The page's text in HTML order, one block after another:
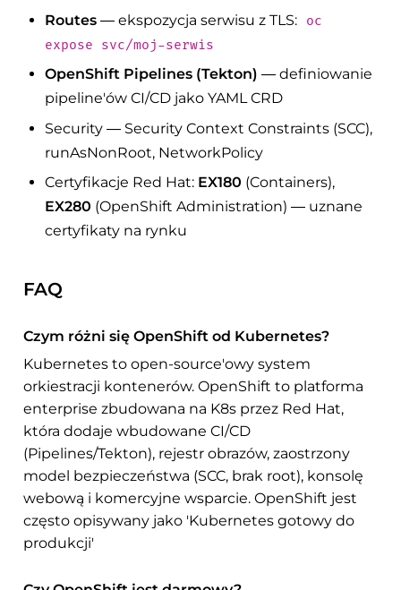
Routes — ekspozycja serwisu z TLS:
oc
expose svc/moj-serwis
OpenShift Pipelines (Tekton) — definiowanie
pipeline'ów CI/CD jako YAML CRD
Security — Security Context Constraints (SCC),
runAsNonRoot, NetworkPolicy
Certyfikacje Red Hat: EX180 (Containers),
EX280 (OpenShift Administration) — uznane
certyfikaty na rynku
FAQ
Czym różni się OpenShift od Kubernetes?
Kubernetes to open-source'owy system
orkiestracji kontenerów. OpenShift to platforma
enterprise zbudowana na K8s przez Red Hat,
która dodaje wbudowane CI/CD
(Pipelines/Tekton), rejestr obrazów, zaostrzony
model bezpieczeństwa (SCC, brak root), konsolę
webową i komercyjne wsparcie. OpenShift jest
często opisywany jako 'Kubernetes gotowy do
produkcji'